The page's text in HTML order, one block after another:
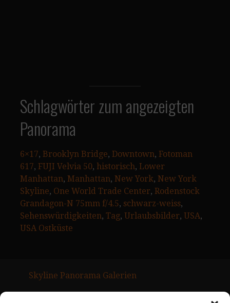
Schlagwörter zum angezeigten
Panorama
6×17, Brooklyn Bridge, Downtown, Fotoman
617, FUJI Velvia 50, historisch, Lower
Manhattan, Manhattan, New York, New York
Skyline, One World Trade Center, Rodenstock
Grandagon-N 75mm f/4.5, schwarz-weiss
Sehenswürdigkeiten, Tag, Urlaubsbilder, USA
USA Ostküste
Skyline Panorama Galerien